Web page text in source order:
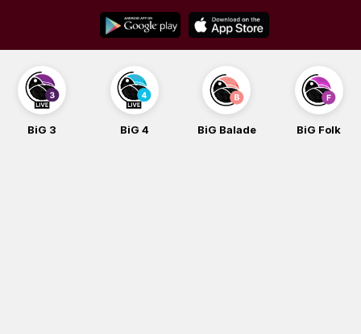
content
BiG 3 BiG 4 BiG Balade BiG Folk